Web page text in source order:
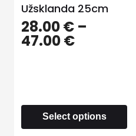
Užsklanda 25cm
28.00€ –
47.00€
Select options